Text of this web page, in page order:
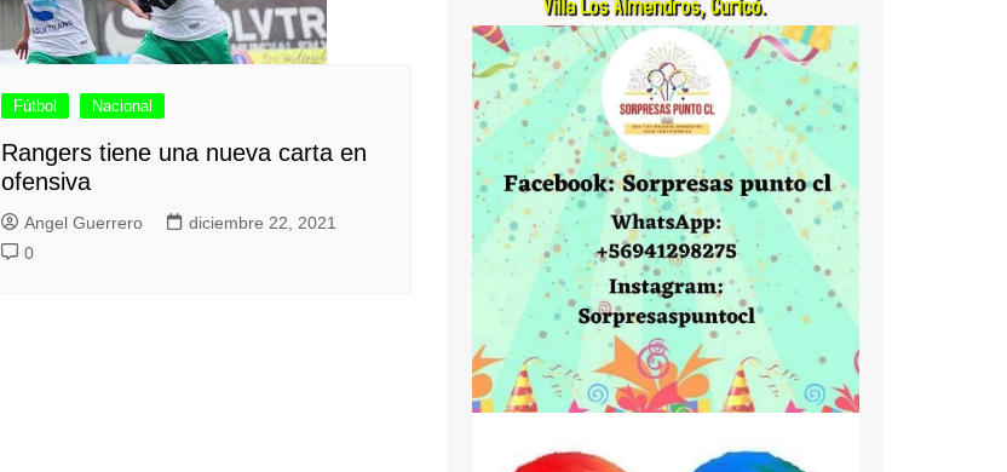
Fútbol Nacional
Rangers tiene una nueva carta en
ofensiva
Angel Guerrero
diciembre 22, 2021
0